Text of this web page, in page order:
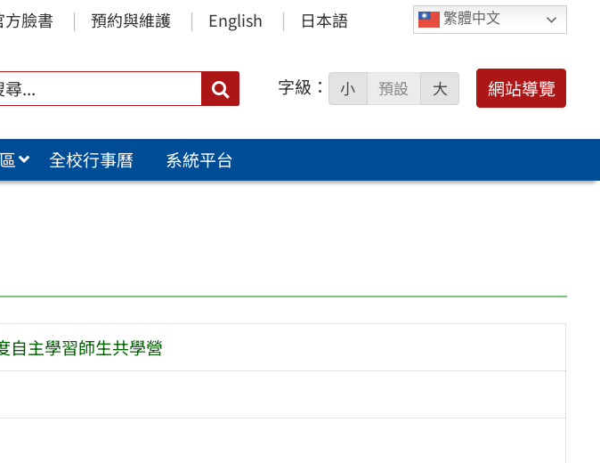
繁體中文
方臉書 預約與維護 English 日本語
搜
尋：
字級： 小 預設 大 網站導覽
全校行事曆
系統平台
自主學習師生共學營